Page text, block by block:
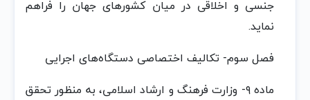
جنسی‌ و اخلاقی‌ در میان‌ کشورهای جهان‌ را فراهم‌
نماید.
فصل‌ سوم‌- تکالیف‌ اختصاصی‌ دستگاه‌های اجرایی
ماده‌ ٩- وزارت‌ فرهنگ‌ و ارشاد اسلامی‌، به‌ منظور تحقق‌